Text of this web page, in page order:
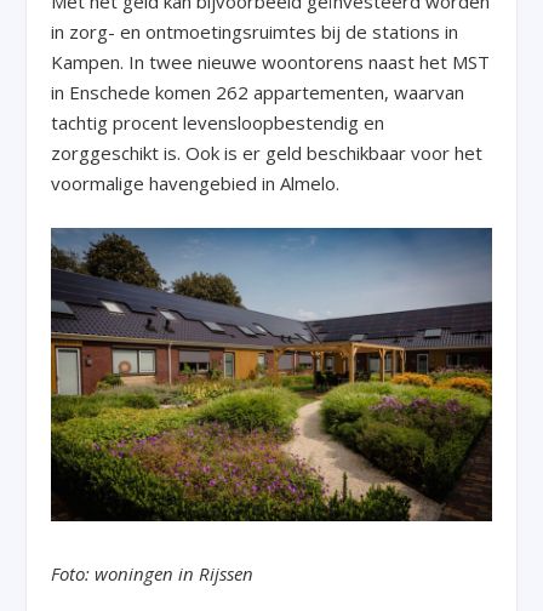
in zorg- en ontmoetingsruimtes bij de stations in
Kampen. In twee nieuwe woontorens naast het MST
in Enschede komen 262 appartementen, waarvan
tachtig procent levensloopbestendig en
zorggeschikt is. Ook is er geld beschikbaar voor het
voormalige havengebied in Almelo.
Foto: woningen in Rijssen